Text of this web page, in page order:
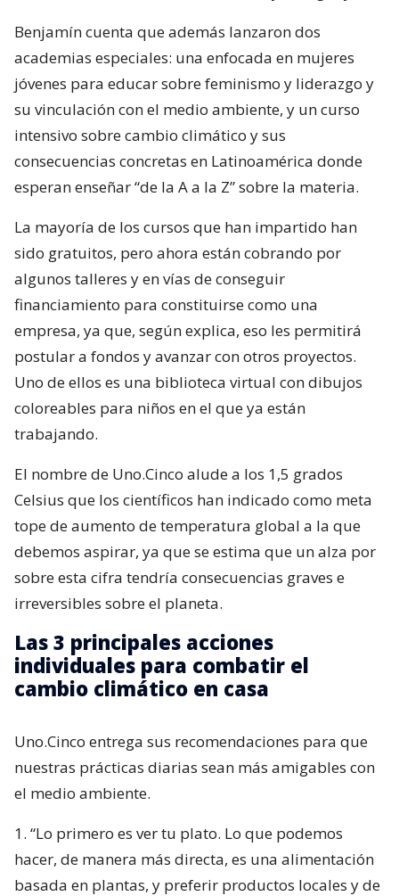
Benjamín cuenta que además lanzaron dos
academias especiales: una enfocada en mujeres
jóvenes para educar sobre feminismo y liderazgo y
su vinculación con el medio ambiente, y un curso
intensivo sobre cambio climático y sus
consecuencias concretas en Latinoamérica donde
esperan enseñar “de la A a la Z” sobre la materia.
La mayoría de los cursos que han impartido han
sido gratuitos, pero ahora están cobrando por
algunos talleres y en vías de conseguir
financiamiento para constituirse como una
empresa, ya que, según explica, eso les permitirá
postular a fondos y avanzar con otros proyectos.
Uno de ellos es una biblioteca virtual con dibujos
coloreables para niños en el que ya están
trabajando.
El nombre de Uno.Cinco alude a los 1,5 grados
Celsius que los científicos han indicado como meta
tope de aumento de temperatura global a la que
debemos aspirar, ya que se estima que un alza por
sobre esta cifra tendría consecuencias graves e
irreversibles sobre el planeta.
Las 3 principales acciones
individuales para combatir el
cambio climático en casa
Uno.Cinco entrega sus recomendaciones para que
nuestras prácticas diarias sean más amigables con
el medio ambiente.
1. “Lo primero es ver tu plato. Lo que podemos
hacer, de manera más directa, es una alimentación
basada en plantas, y preferir productos locales y de